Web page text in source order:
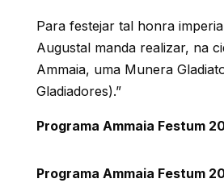
Para festejar tal honra
Augustal manda realizar, na
Ammaia, uma Munera
Gladiadores).”
Programa Ammaia Festum
Programa Ammaia Festum